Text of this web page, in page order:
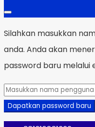
Silahkan masukkan
anda. Anda akan
password baru melalui
Dapatkan password baru